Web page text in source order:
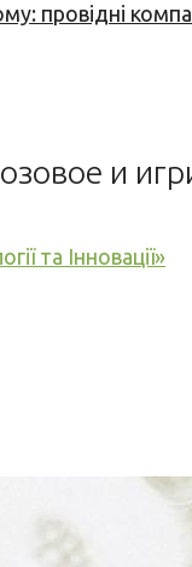
провідні
и
та Інновації»